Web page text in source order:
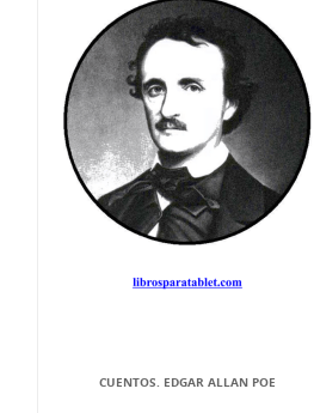
CUENTOS. EDGAR ALLAN POE